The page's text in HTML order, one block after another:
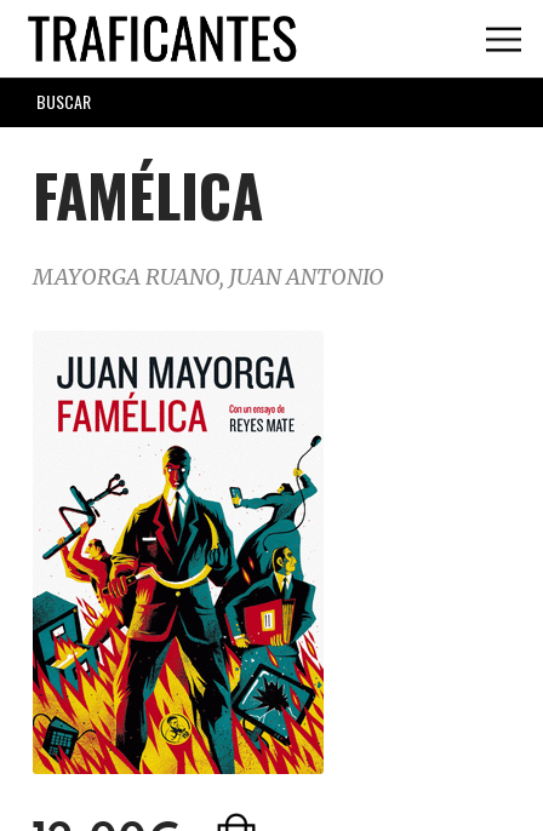
Skip
main
content
SEARCH
FORM
FAMÉLICA
MAYORGA RUANO, JUAN ANTONIO